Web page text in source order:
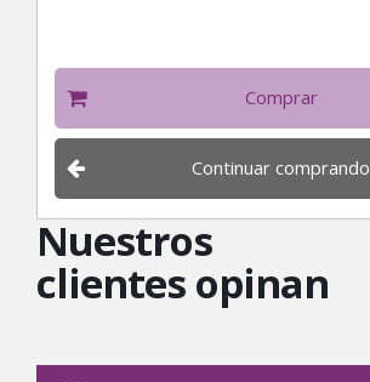
Comprar
Continuar comprando
Nuestros
clientes opinan